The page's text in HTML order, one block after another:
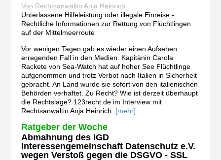
Von Rechtsanwältin Anja Heinrich
Unterlassene Hilfeleistung oder illegale Einreise -
Rechtliche Informationen zur Rettung von Flüchtlingen
auf der Mittelmeerroute
Vor wenigen Tagen gab es wieder einen Aufsehen
erregenden Fall in den Medien. Kapitänin Carola
Rackete von Sea-Watch hat auf hoher See Flüchtlinge
aufgenommen und trotz Verbot nach Italien in Sicherheit
gebracht. An Land wurde sie sofort von den italienischen
Behörden verhaftet. Zu Recht? Wie ist derzeit überhaupt
die Rechtslage? 123recht.de im Interview mit
Rechtsanwältin Anja Heinrich. [mehr]
Ratgeber der Woche
Abmahnung des IGD
Interessengemeinschaft Datenschutz e.V.
wegen Verstoß gegen die DSGVO - SSL